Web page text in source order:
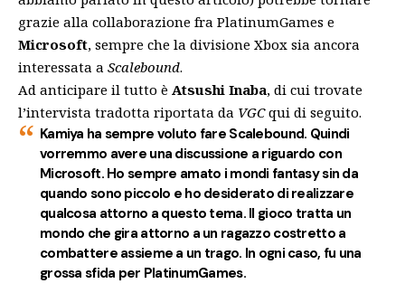
grazie alla collaborazione fra PlatinumGames e
Microsoft, sempre che la divisione Xbox sia ancora
interessata a Scalebound.
Ad anticipare il tutto è Atsushi Inaba, di cui trovate
l’intervista tradotta riportata da VGCqui di seguito.
Kamiya ha sempre voluto fare Scalebound. Quindi
vorremmo avere una discussione a riguardo con
Microsoft. Ho sempre amato i mondi fantasy sin da
quando sono piccolo e ho desiderato di realizzare
qualcosa attorno a questo tema. Il gioco tratta un
mondo che gira attorno a un ragazzo costretto a
combattere assieme a un trago. In ogni caso, fu una
grossa sfida per PlatinumGames.